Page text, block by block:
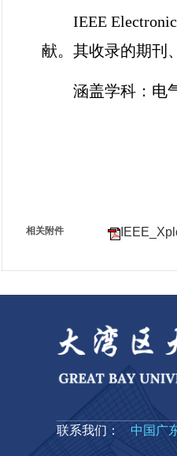
IEEE
献。其收录的期刊
涵盖学科：电
相关附件
联系我们： 中国广